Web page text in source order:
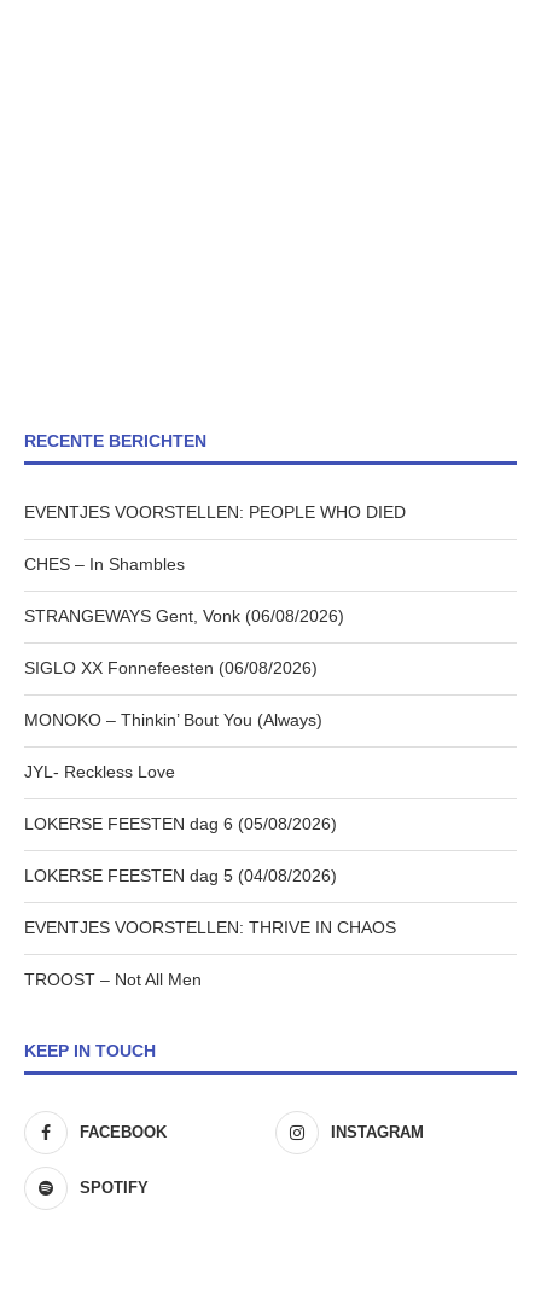
RECENTE BERICHTEN
EVENTJES VOORSTELLEN: PEOPLE WHO DIED
CHES – In Shambles
STRANGEWAYS Gent, Vonk (06/08/2026)
SIGLO XX Fonnefeesten (06/08/2026)
MONOKO – Thinkin’ Bout You (Always)
JYL- Reckless Love
LOKERSE FEESTEN dag 6 (05/08/2026)
LOKERSE FEESTEN dag 5 (04/08/2026)
EVENTJES VOORSTELLEN: THRIVE IN CHAOS
TROOST – Not All Men
KEEP IN TOUCH
FACEBOOK INSTAGRAM
SPOTIFY